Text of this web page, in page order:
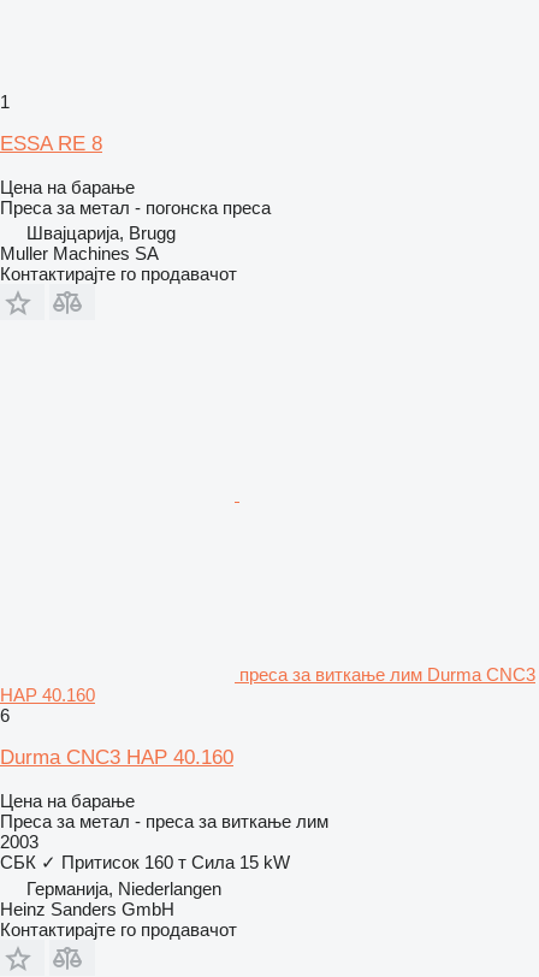
1
ESSA RE 8
Цена на барање
Преса за метал - погонска преса
Швајцарија, Brugg
Muller Machines SA
Контактирајте го продавачот
преса за виткање лим Durma CNC3
HAP 40.160
6
Durma CNC3 HAP 40.160
Цена на барање
Преса за метал - преса за виткање лим
2003
СБК ✓ Притисок 160 т Сила 15 kW
Германија, Niederlangen
Heinz Sanders GmbH
Контактирајте го продавачот